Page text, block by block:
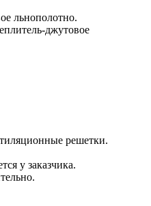
льнополотно.
джутовое
решетки.
у заказчика.